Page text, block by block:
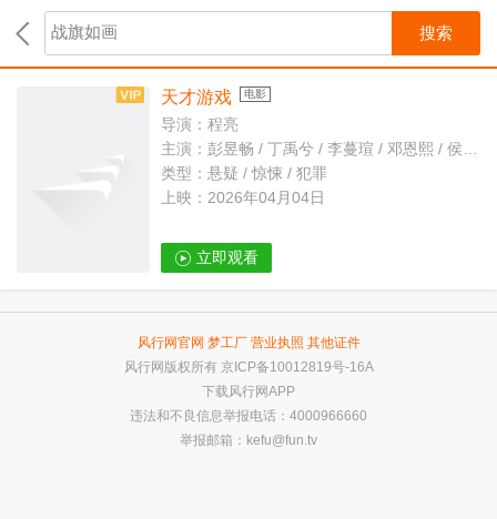
搜索
天才游戏 电影
导演：程亮
类型：悬疑 / 惊悚 / 犯罪
上映：2026年04月04日
立即观看
风行网官网 梦工厂 营业执照 其他证件
风行网版权所有 京ICP备10012819号-16A
下载风行网APP
违法和不良信息举报电话：4000966660
举报邮箱： kefu@fun.tv